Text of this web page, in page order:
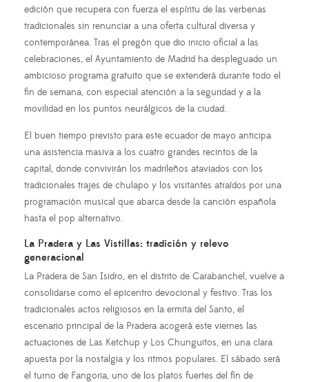
edición que recupera con fuerza el espíritu de las verbenas
tradicionales sin renunciar a una oferta cultural diversa y
contemporánea. Tras el pregón que dio inicio oficial a las
celebraciones, el Ayuntamiento de Madrid ha despleguado un
ambicioso programa gratuito que se extenderá durante todo el
fin de semana, con especial atención a la seguridad y a la
movilidad en los puntos neurálgicos de la ciudad.
El buen tiempo previsto para este ecuador de mayo anticipa
una asistencia masiva a los cuatro grandes recintos de la
capital, donde convivirán los madrileños ataviados con los
tradicionales trajes de chulapo y los visitantes atraídos por una
programación musical que abarca desde la canción española
hasta el pop alternativo.
La Pradera y Las Vistillas: tradición y relevo
generacional
La Pradera de San Isidro, en el distrito de Carabanchel, vuelve a
consolidarse como el epicentro devocional y festivo. Tras los
tradicionales actos religiosos en la ermita del Santo, el
escenario principal de la Pradera acogerá este viernes las
actuaciones de Las Ketchup y Los Chunguitos, en una clara
apuesta por la nostalgia y los ritmos populares. El sábado será
el turno de Fangoria, uno de los platos fuertes del fin de